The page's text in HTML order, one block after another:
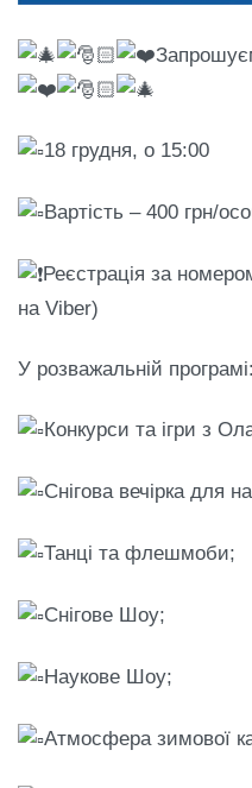
18 грудня, о 15:00
Вартість – 400 грн/
Реєстрація за
на Viber)
У розважальній програмі:
Конкурси та ігри з
Снігова вечірка для
Танці та флешмоби;
Снігове Шоу;
Наукове Шоу;
Атмосфера зимової